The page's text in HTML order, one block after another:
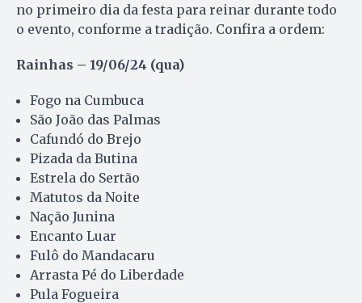
no primeiro dia da festa para reinar durante todo
o evento, conforme a tradição. Confira a ordem:
Rainhas – 19/06/24 (qua)
Fogo na Cumbuca
São João das Palmas
Cafundó do Brejo
Pizada da Butina
Estrela do Sertão
Matutos da Noite
Nação Junina
Encanto Luar
Fulô do Mandacaru
Arrasta Pé do Liberdade
Pula Fogueira